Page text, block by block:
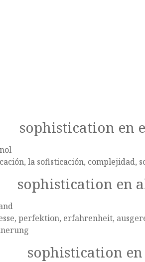
sophistication en
la sofisticación, complejidad,
sophistication en
perfektion, erfahrenheit,
sophistication